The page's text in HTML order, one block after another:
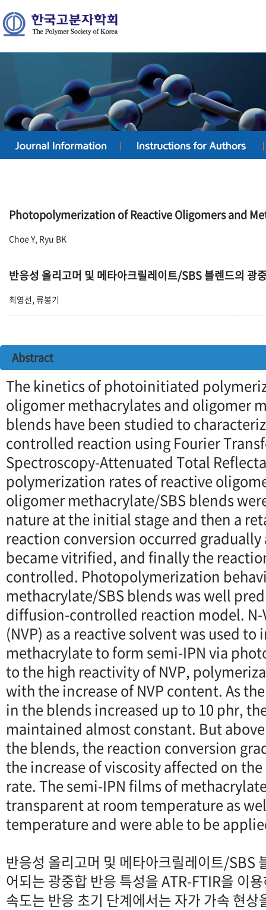
Photopolymerization of Reactive Oligomers and
Choe Y, Ryu BK
반응성 올리고머 및 메타아크릴레이트/SBS 블렌드의 광
최영선, 류봉기
Abstract
The kinetics of photoinitiated
oligomer methacrylates and oligomer
blends have been studied to
controlled reaction using Fourier
Spectroscopy-Attenuated Total
polymerization rates of reactive
oligomer methacrylate/SBS blends
nature at the initial stage and then a
reaction conversion occurred
became vitrified, and finally the
controlled. Photopolymerization
methacrylate/SBS blends was well
diffusion-controlled reaction model.
(NVP) as a reactive solvent was used
methacrylate to form semi-IPN via
to the high reactivity of NVP,
with the increase of NVP content. As
in the blends increased up to 10 phr,
maintained almost constant. But above
the blends, the reaction conversion
the increase of viscosity affected on
rate. The semi-IPN films of
transparent at room temperature as
temperature and were able to be
반응성 올리고머 및 메타아크릴레이트/SBS
어되는 광중합 반응 특성을 ATR-FTIR을 이
속도는 반응 초기 단계에서는 자가 가속 현